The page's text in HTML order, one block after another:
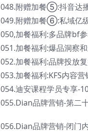
048.附赠加餐⑤:抖音达
049.附赠加餐⑥:私域亿
050,加餐福利:多品牌bf
051.加餐福利:爆品洞察
052.加餐福利:品牌投放
053.加餐福利:KFS内容
054.迪安课程学员专享-
055.Dian品牌营销-第二
056.Dian品牌营销-闭门